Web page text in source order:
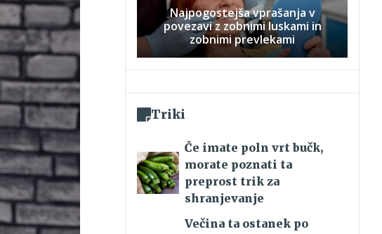
Najpogostejša vprašanja v
povezavi z zobnimi luskami in
zobnimi prevlekami
Triki
Če imate poln vrt bučk,
morate poznati ta
preprost trik za
shranjevanje
Večina ta ostanek po